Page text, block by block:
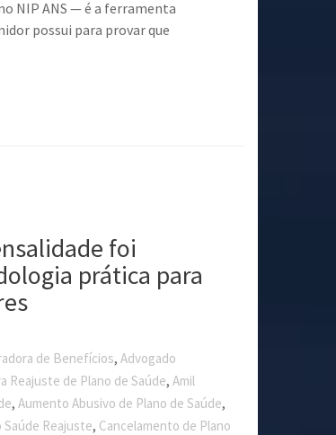
NIP ANS — é a ferramenta
possui para provar que
foi
prática para
de Benefícios, Advogado
Reajuste de Plano de Saúde, Amil
, Aumento Abusivo de Plano de Saúde,
Saúde Reajuste, Cancelamento de Plano